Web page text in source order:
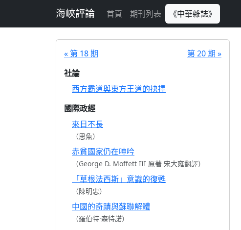
海峽評論 首頁 期刊列表 《中華雜誌》
« 第 18 期
第 20 期 »
社論
西方霸道與東方王道的抉擇
國際政經
來日不長
（思魚）
赤貧國家仍在呻吟
（George D. Moffett III 原著 宋大雍翻譯）
「草根法西斯」意識的復甦
（陳明忠）
中國的奇蹟與蘇聯解體
（羅伯特·森特諾）